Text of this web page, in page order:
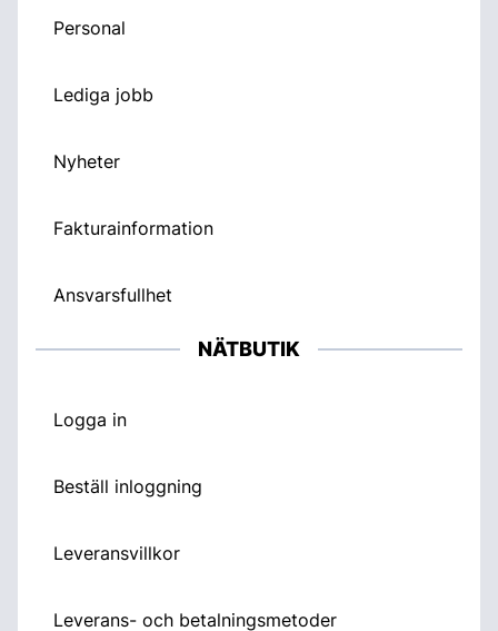
Personal
Lediga jobb
Nyheter
Fakturainformation
Ansvarsfullhet
NÄTBUTIK
Logga in
Beställ inloggning
Leveransvillkor
Leverans- och betalningsmetoder